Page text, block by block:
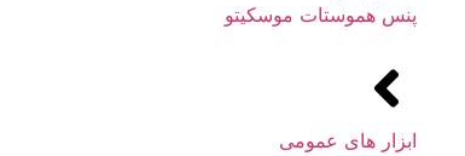
پنس هموستات موسکیتو
ابزار های عمومی